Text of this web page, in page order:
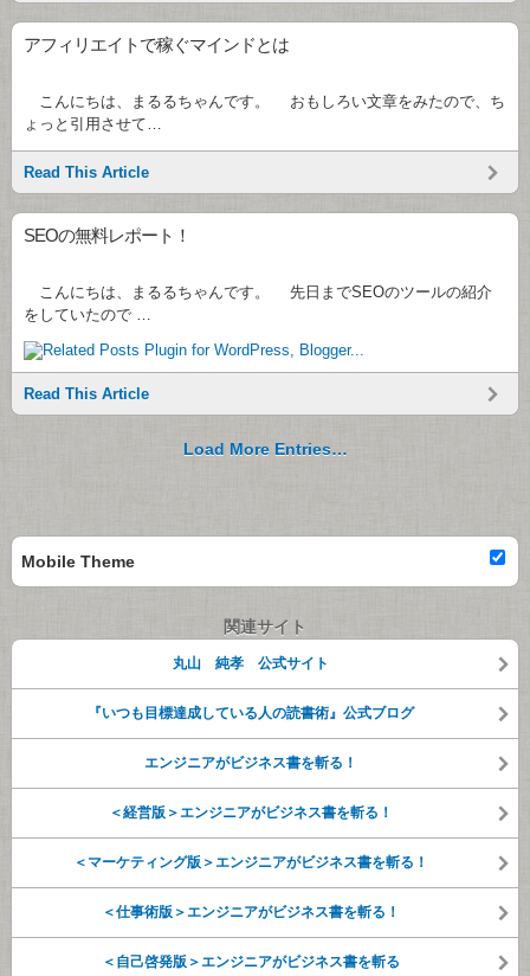
アフィリエイトで稼ぐマインドとは
こんにちは、まるるちゃんです。 おもしろい文章をみたので、ち
ょっと引用させて…
Read This Article
SEOの無料レポート！
こんにちは、まるるちゃんです。 先日までSEOのツールの紹介
をしていたので …
Read This Article
Load More Entries…
Mobile Theme
関連サイト
丸山 純孝 公式サイト
『いつも目標達成している人の読書術』公式ブログ
エンジニアがビジネス書を斬る！
＜経営版＞エンジニアがビジネス書を斬る！
＜マーケティング版＞エンジニアがビジネス書を斬る！
＜仕事術版＞エンジニアがビジネス書を斬る！
＜自己啓発版＞エンジニアがビジネス書を斬る